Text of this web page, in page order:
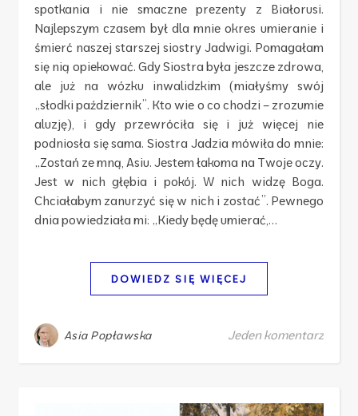
spotkania i nie smaczne prezenty z Białorusi.
Najlepszym czasem był dla mnie okres umieranie i
śmierć naszej starszej siostry Jadwigi. Pomagałam
się nią opiekować. Gdy Siostra była jeszcze zdrowa,
ale już na wózku inwalidzkim (miałyśmy swój
„słodki październik”. Kto wie o co chodzi – zrozumie
aluzję), i gdy przewróciła się i już więcej nie
podniosła się sama. Siostra Jadzia mówiła do mnie:
„Zostań ze mną, Asiu. Jestem łakoma na Twoje oczy.
Jest w nich głębia i pokój. W nich widzę Boga.
Chciałabym zanurzyć się w nich i zostać”. Pewnego
dnia powiedziała mi: „Kiedy będę umierać,…
DOWIEDZ SIĘ WIĘCEJ
Asia Popławska Jeden komentarz